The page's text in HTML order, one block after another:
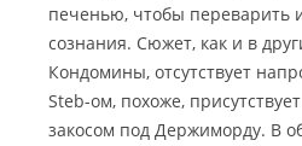
D
-
ш
н
ы
печенью, чтобы переварить
сознания. Сюжет, как и в
Кондомины, отсутствует
Steb-ом, похоже,
закосом под Держиморду. В